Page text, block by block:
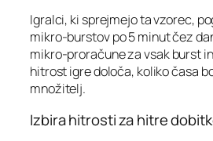
Igralci, ki sprejmejo ta vzorec,
mikro‑burstov po 5 minut čez
mikro‑proračune za vsak burst
hitrost igre določa, koliko časa
množitelj.
Izbira hitrosti za hitre